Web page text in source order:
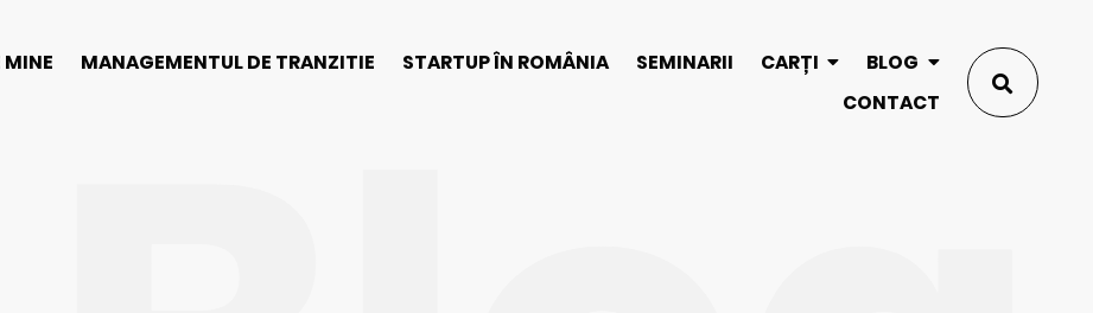
MINE MANAGEMENTUL DE TRANZITIE STARTUP ÎN ROMÂNIA SEMINARII CARȚI
BLOG
CONTACT